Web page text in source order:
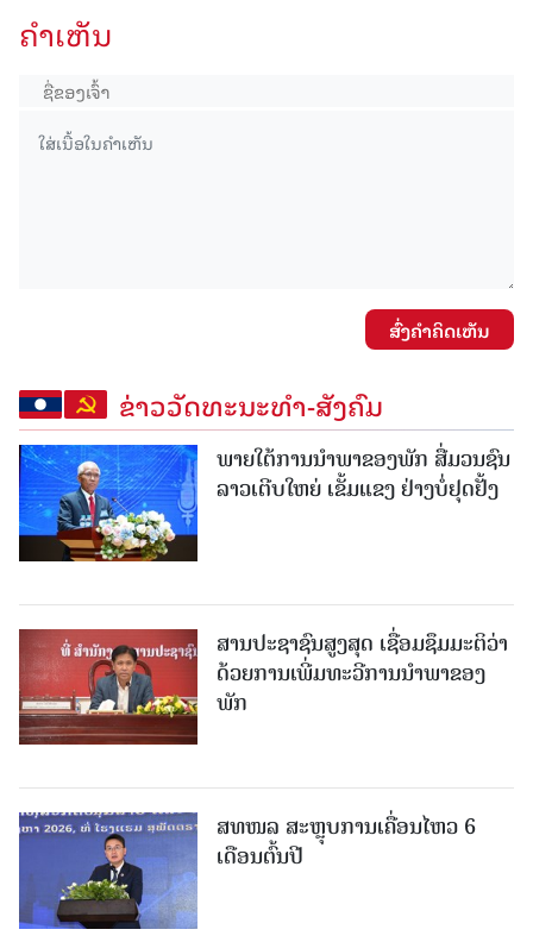
ຄໍາເຫັນ
ສົ່ງຄໍາຄິດເຫັນ
ຂ່າວວັດທະນະທຳ-ສັງຄົມ
ພາຍໃຕ້ການນໍາພາຂອງພັກ ສື່ມວນຊົນ
ລາວເຕີບໃຫຍ່ ເຂັ້ມແຂງ ຢ່າງບໍ່ຢຸດຢັ້ງ
ສານປະຊາຊົນສູງສຸດ ເຊື່ອມຊຶມມະຕິວ່າ
ດ້ວຍການເພີ່ມທະວີການນຳພາຂອງ
ພັກ
ສທໜລ ສະຫຼຸບການເຄື່ອນໄຫວ 6
ເດືອນຕົ້ນປີ